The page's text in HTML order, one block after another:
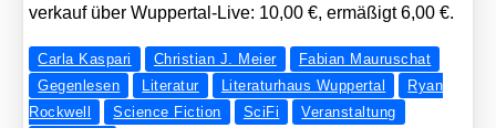
ver­kauf über Wup­per­tal-Live: 10,00 €, ermä­ßigt 6,00 €.
Carla Kaspari Christian J. Meier
Fabian Mauruschat
Gegenlesen
Literatur Literaturhaus Wuppertal
Ryan
Rockwell
Science Fiction SciFi
Veranstaltung